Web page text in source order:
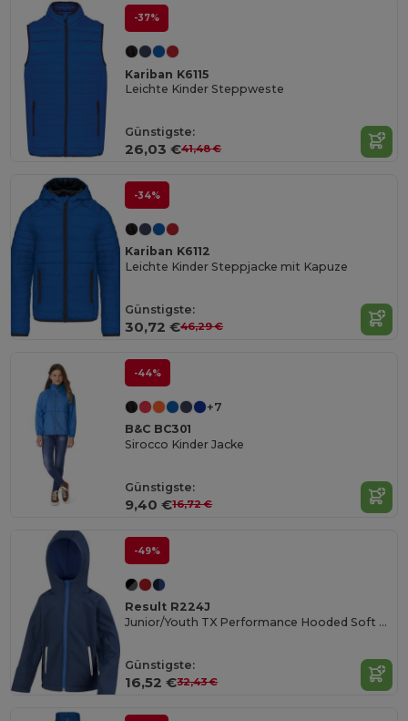
-37%
Kariban K6115
Leichte Kinder Steppweste
Günstigste:
26,03 €41,48 €
-34%
Kariban K6112
Leichte Kinder Steppjacke mit Kapuze
Günstigste:
30,72 €46,29 €
-44%
+7
B&C BC301
Sirocco Kinder Jacke
Günstigste:
9,40 €16,72 €
-49%
Result R224J
Junior/Youth TX Performance Hooded Soft Shell Jacke
Günstigste:
16,52 €32,43 €